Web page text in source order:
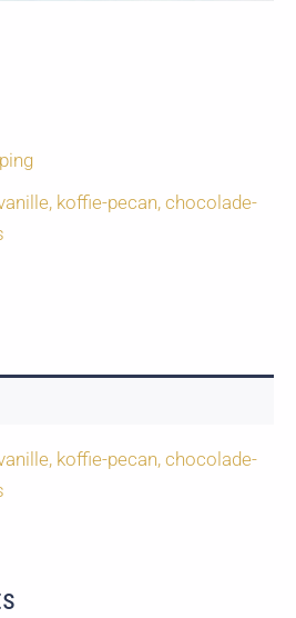
koffie-pecan, chocolade-
koffie-pecan, chocolade-